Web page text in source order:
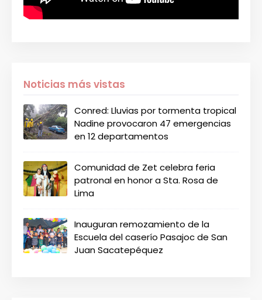
Noticias más vistas
Conred: Lluvias por tormenta tropical
Nadine provocaron 47 emergencias
en 12 departamentos
Comunidad de Zet celebra feria
patronal en honor a Sta. Rosa de
Lima
Inauguran remozamiento de la
Escuela del caserío Pasajoc de San
Juan Sacatepéquez